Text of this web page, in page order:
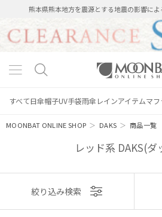
熊本県熊本地方を震源とする地震の影響に
すべて日傘帽子UV手袋雨傘 レインアイテムマ
MOONBAT ONLINE SHOP ＞ DAKS ＞商品一覧
レッド系 DAKS(ダ
表示絞り込み検索